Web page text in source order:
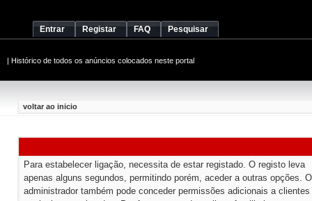
Entrar Registar FAQ Pesquisar
| Histórico de todos os anúncios colocados neste portal
voltar ao inicio
Para estabelecer ligação, necessita de estar registado. O registo leva
apenas alguns segundos, permitindo porém, aceder a outras opções. O
administrador também pode conceder permissões adicionais a clientes